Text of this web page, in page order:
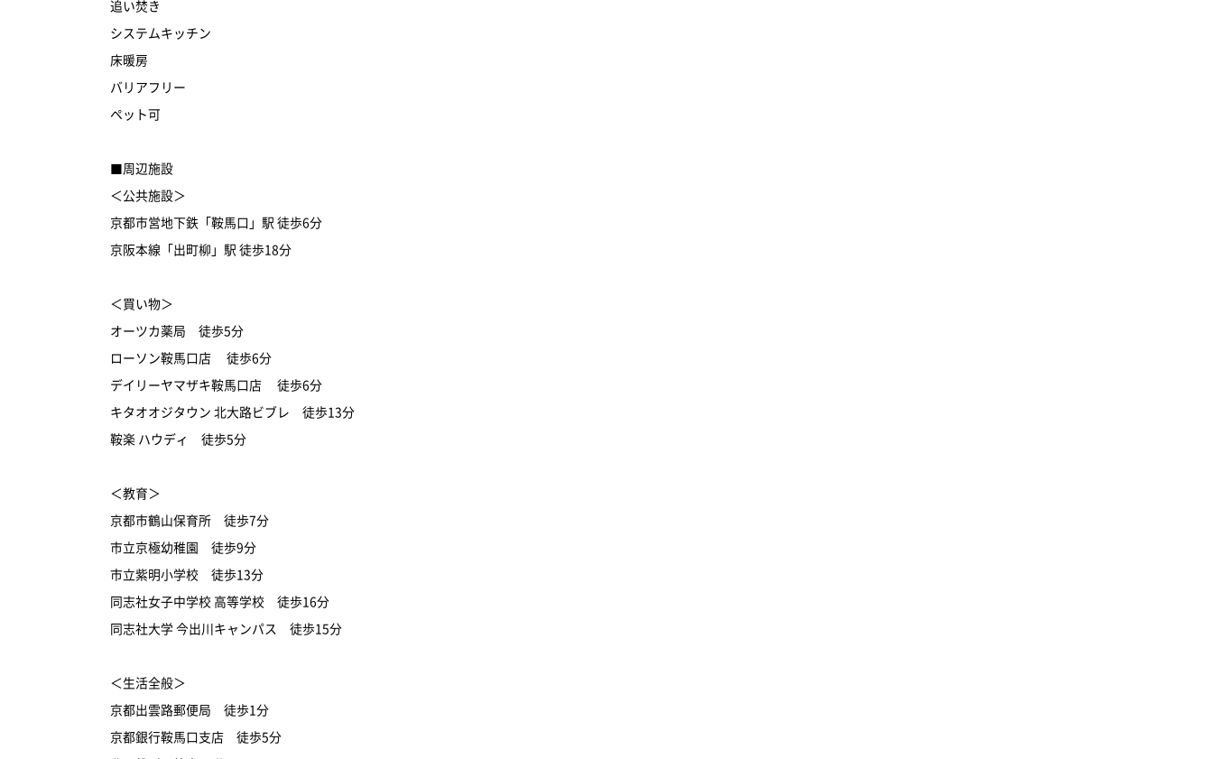
追い焚き
システムキッチン
床暖房
バリアフリー
ペット可
■周辺施設
＜公共施設＞
京都市営地下鉄「鞍馬口」駅 徒歩6分
京阪本線「出町柳」駅 徒歩18分
＜買い物＞
オーツカ薬局 徒歩5分
ローソン鞍馬口店 徒歩6分
デイリーヤマザキ鞍馬口店 徒歩6分
キタオオジタウン 北大路ビブレ 徒歩13分
鞍楽 ハウディ 徒歩5分
＜教育＞
京都市鶴山保育所 徒歩7分
市立京極幼稚園 徒歩9分
市立紫明小学校 徒歩13分
同志社女子中学校 高等学校 徒歩16分
同志社大学 今出川キャンパス 徒歩15分
＜生活全般＞
京都出雲路郵便局 徒歩1分
京都銀行鞍馬口支店 徒歩5分